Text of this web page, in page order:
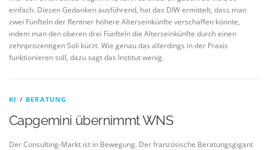
einfach. Diesen Gedanken ausführend, hat das DIW ermittelt, dass man
zwei Fünfteln der Rentner höhere Alterseinkünfte verschaffen könnte,
indem man den oberen drei Fünfteln die Alterseinkünfte durch einen
zehnprozentigen Soli kürzt. Wie genau das allerdings in der Praxis
funktionieren soll, dazu sagt das Institut wenig.
KI / BERATUNG
Capgemini übernimmt WNS
Der Consulting-Markt ist in Bewegung. Der französische Beratungsgigant